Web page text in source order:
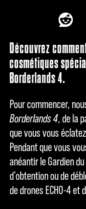
Découvrez
cosmétiques
Borderlands 4.
Pour commencer,
Borderlands 4, de la
que vous vous
Pendant que vous
anéantir le Gardien
d’obtention ou de
de drones ECHO-4 et